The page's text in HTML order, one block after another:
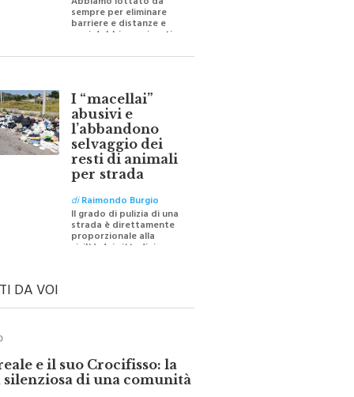
Abbiamo lottato da
sempre per eliminare
barriere e distanze e
per ricostruire certezze
I “macellai”
abusivi e
l’abbandono
selvaggio dei
resti di animali
per strada
diRaimondo Burgio
Il grado di pulizia di una
strada è direttamente
proporzionale alla
DA VOI
e il suo Crocifisso: la
silenziosa di una comunità